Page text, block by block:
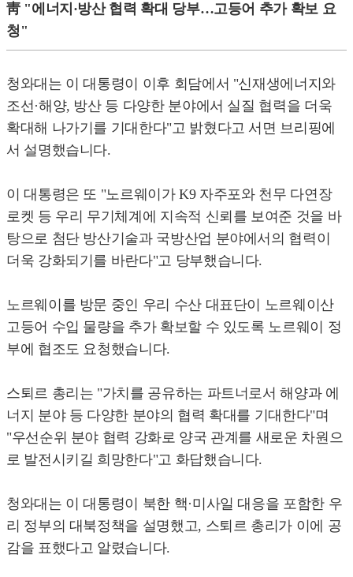
靑 "에너지·방산 협력 확대 당부…고등어 추가 확보 요
청"
청와대는 이 대통령이 이후 회담에서 "신재생에너지와
조선·해양, 방산 등 다양한 분야에서 실질 협력을 더욱
확대해 나가기를 기대한다"고 밝혔다고 서면 브리핑에
서 설명했습니다.
이 대통령은 또 "노르웨이가 K9 자주포와 천무 다연장
로켓 등 우리 무기체계에 지속적 신뢰를 보여준 것을 바
탕으로 첨단 방산기술과 국방산업 분야에서의 협력이
더욱 강화되기를 바란다"고 당부했습니다.
노르웨이를 방문 중인 우리 수산 대표단이 노르웨이산
고등어 수입 물량을 추가 확보할 수 있도록 노르웨이 정
부에 협조도 요청했습니다.
스퇴르 총리는 "가치를 공유하는 파트너로서 해양과 에
너지 분야 등 다양한 분야의 협력 확대를 기대한다"며
"우선순위 분야 협력 강화로 양국 관계를 새로운 차원으
로 발전시키길 희망한다"고 화답했습니다.
청와대는 이 대통령이 북한 핵·미사일 대응을 포함한 우
리 정부의 대북정책을 설명했고, 스퇴르 총리가 이에 공
감을 표했다고 알렸습니다.